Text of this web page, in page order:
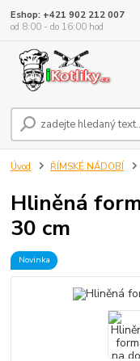
Eshop: +421 902 212 007
od 8:00 - do 16:00 hod
Úvod ŘÍMSKÉ NÁDOBÍ
Hliněná
30 cm
Novinka